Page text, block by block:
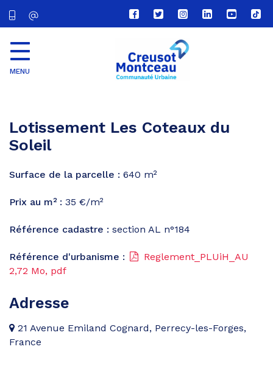
Lien
vers
compte
Facebook
Lien
vers
compte
Twitter
Lien
vers
le
compte
Lien
vers
Lien
vers
Lien
vers
MENU
Lotissement Les Coteaux du
Soleil
Surface de la parcelle : 640 m²
Prix au m² : 35 €/m²
Référence cadastre : section AL n°184
Référence d'urbanisme :
Reglement_PLUiH_AU
2,72 Mo, pdf
Adresse
21 Avenue Emiland Cognard, Perrecy-les-Forges,
France